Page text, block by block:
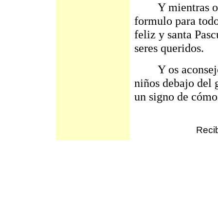
Y mientras os
formulo para
feliz y santa
seres queridos.
Y os aconsejo:
niños debajo del
un signo de